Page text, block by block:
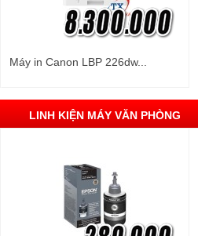
Máy in Canon LBP 226dw...
LINH KIỆN MÁY VĂN PHÒNG